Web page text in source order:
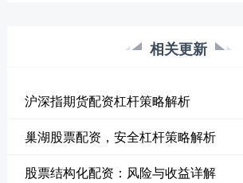
相关更新
沪深指期货配资杠杆策略解析
巢湖股票配资，安全杠杆策略解析
股票结构化配资：风险与收益详解